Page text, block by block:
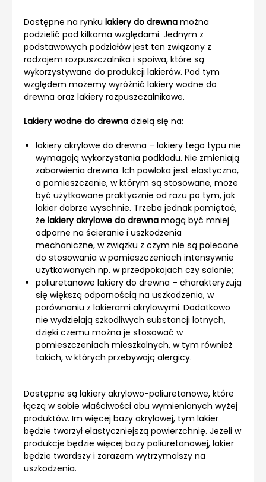
Dostępne na rynku lakiery do drewna można
podzielić pod kilkoma względami. Jednym z
podstawowych podziałów jest ten związany z
rodzajem rozpuszczalnika i spoiwa, które są
wykorzystywane do produkcji lakierów. Pod tym
względem możemy wyróżnić lakiery wodne do
drewna oraz lakiery rozpuszczalnikowe.
Lakiery wodne do drewna dzielą się na:
lakiery akrylowe do drewna – lakiery tego typu nie
wymagają wykorzystania podkładu. Nie zmieniają
zabarwienia drewna. Ich powłoka jest elastyczna,
a pomieszczenie, w którym są stosowane, może
być użytkowane praktycznie od razu po tym, jak
lakier dobrze wyschnie. Trzeba jednak pamiętać,
że lakiery akrylowe do drewna mogą być mniej
odporne na ścieranie i uszkodzenia
mechaniczne, w związku z czym nie są polecane
do stosowania w pomieszczeniach intensywnie
użytkowanych np. w przedpokojach czy salonie;
poliuretanowe lakiery do drewna – charakteryzują
się większą odpornością na uszkodzenia, w
porównaniu z lakierami akrylowymi. Dodatkowo
nie wydzielają szkodliwych substancji lotnych,
dzięki czemu można je stosować w
pomieszczeniach mieszkalnych, w tym również
takich, w których przebywają alergicy.
Dostępne są lakiery akrylowo-poliuretanowe, które
łączą w sobie właściwości obu wymienionych wyżej
produktów. Im więcej bazy akrylowej, tym lakier
będzie tworzył elastyczniejszą powierzchnię. Jeżeli w
produkcje będzie więcej bazy poliuretanowej, lakier
będzie twardszy i zarazem wytrzymalszy na
uszkodzenia.